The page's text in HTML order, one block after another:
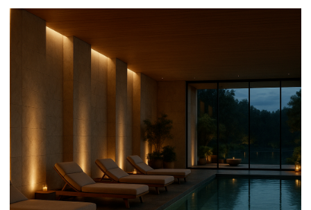
превращается в часть гостеприимства.
Каждый элемент — часть атмосферы: аромат,
отражение свечей на воде, звук шагов по камню.
В таких пространствах архитектура становится
важно подчеркнуть индивидуальность: где-то это
восточные мотивы и арки, где-то — минимализм
проектировании SPA-отеля
становится центром бренда — визитной
карточкой уровня и вкуса.